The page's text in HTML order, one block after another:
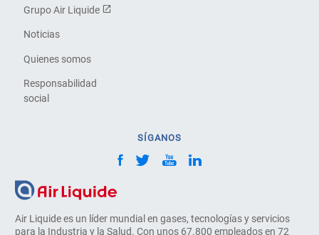
Air Liquide es un líder mundial en gases, tecnologías y servicios
para la Industria y la Salud. Con unos 67.800 empleados en 72
Grupo Air Liquide
Noticias
Quienes somos
Responsabilidad
social
SÍGANOS